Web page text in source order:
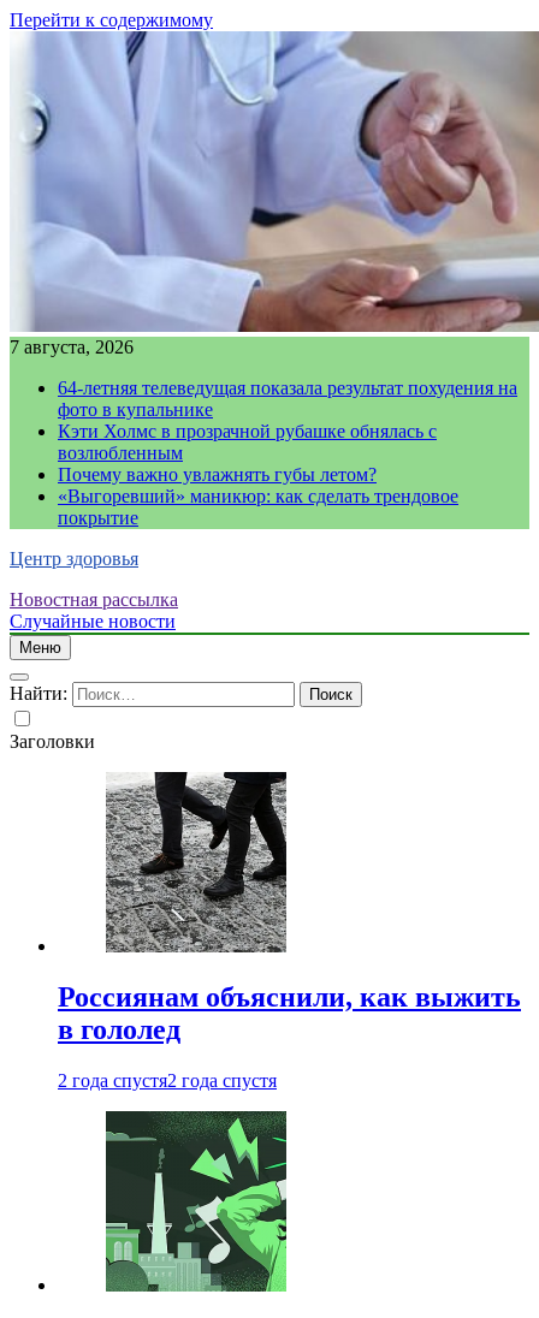
Перейти к содержимому
7 августа, 2026
64-летняя телеведущая показала результат похудения на
фото в купальнике
Кэти Холмс в прозрачной рубашке обнялась с
возлюбленным
Почему важно увлажнять губы летом?
«Выгоревший» маникюр: как сделать трендовое
покрытие
Центр здоровья
Новостная рассылка
Случайные новости
Меню
Найти:
Заголовки
Россиянам объяснили, как выжить
в гололед
2 года спустя2 года спустя